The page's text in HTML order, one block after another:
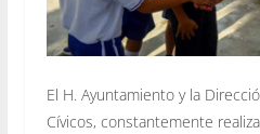
El H. Ayuntamiento y la
Cívicos, constantemente